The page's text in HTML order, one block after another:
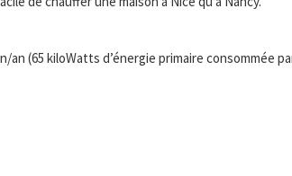
(65 kiloWatts d’énergie primaire consommée